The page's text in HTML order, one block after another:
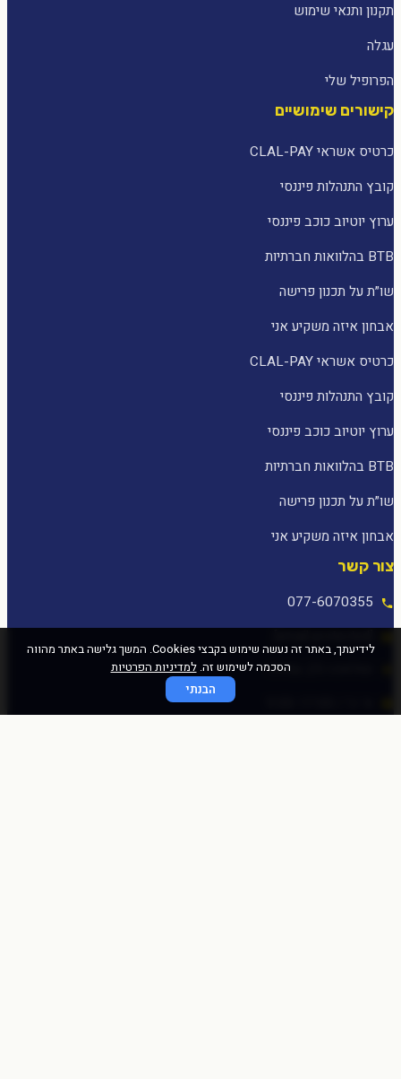
תקנון ותנאי שימוש
עגלה
הפרופיל שלי
קישורים שימושיים
כרטיס אשראי CLAL-PAY
קובץ התנהלות פיננסי
ערוץ יוטיוב כוכב פיננסי
BTB בהלוואות חברתיות
שו״ת על תכנון פרישה
אבחון איזה משקיע אני
כרטיס אשראי CLAL-PAY
קובץ התנהלות פיננסי
ערוץ יוטיוב כוכב פיננסי
BTB בהלוואות חברתיות
שו״ת על תכנון פרישה
אבחון איזה משקיע אני
צור קשר
077-6070355
לידיעתך, באתר זה נעשה שימוש בקבצי Cookies. המשך גלישה באתר מהווה
הסכמה לשימוש זה.למדיניות הפרטיות
הבנתי